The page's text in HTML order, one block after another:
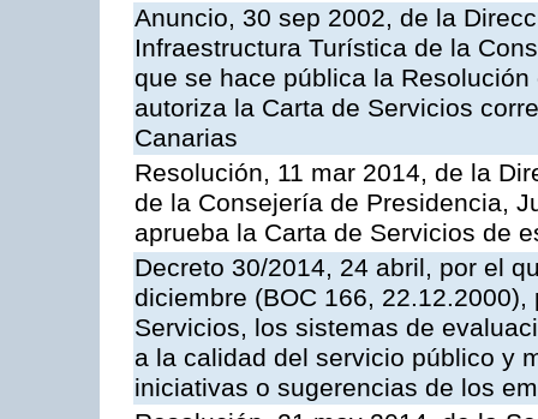
Anuncio, 30 sep 2002, de la
Infraestructura Turística de la
que se hace pública la
autoriza la Carta de Servicios
Canarias
Resolución, 11 mar 2014, de la
de la Consejería de Presidencia,
aprueba la Carta de Servicios de
Decreto 30/2014, 24 abril, por el
diciembre (BOC 166,
Servicios, los sistemas de
a la calidad del servicio público y
iniciativas o sugerencias de los